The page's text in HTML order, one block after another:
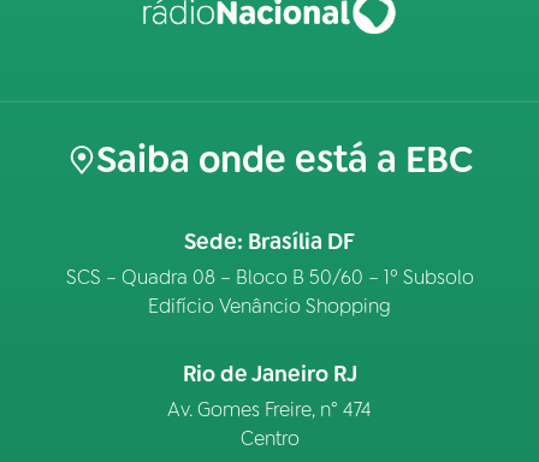
Saiba onde está a EBC
Sede: Brasília DF
SCS – Quadra 08 – Bloco B 50/60 – 1º Subsolo
Edifício Venâncio Shopping
Rio de Janeiro RJ
Av. Gomes Freire, n° 474
Centro